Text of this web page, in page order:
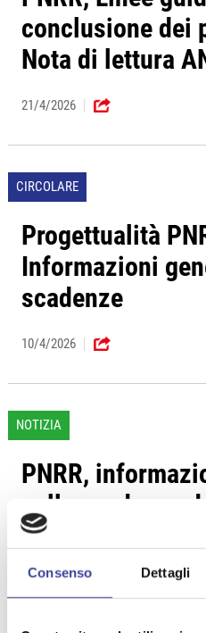
Consenso Dettagli
conclusione dei
Nota di lettura
21/4/2026
CIRCOLARE
Progettualità
Informazioni
scadenze
10/4/2026
NOTIZIA
PNRR,
sulle scadenze
progettualità
10/4/2026